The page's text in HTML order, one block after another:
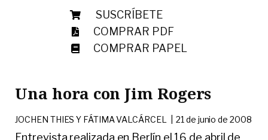
SUSCRÍBETE
COMPRAR PDF
COMPRAR PAPEL
Una hora con Jim Rogers
JOCHEN THIES Y FÁTIMA VALCÁRCEL |21 de junio de 2008
Entrevista realizada en Berlín el 16 de abril de